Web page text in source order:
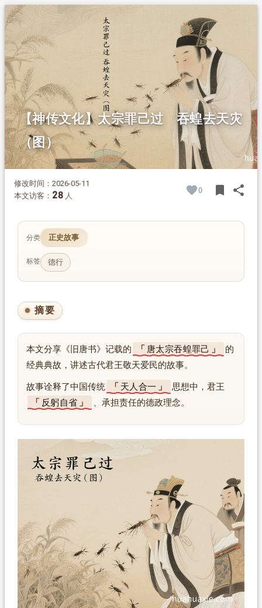
1. 摘要
2. 正文
2.1.
唐太宗吞蝗去灾的故事
【神传文化】太宗罪己过 吞蝗去天灾
（图）
修改时间：2026-05-11
本文访客： 28 人
0 bookmark share
分类 正史故事
标签 德行
摘要
本文分享《旧唐书》记载的 唐太宗吞蝗罪己
的
经典典故，讲述古代君王敬天爱民的故事。
故事诠释了中国传统 天人合一
思想中，君王
反躬自省
、承担责任的德政理念。